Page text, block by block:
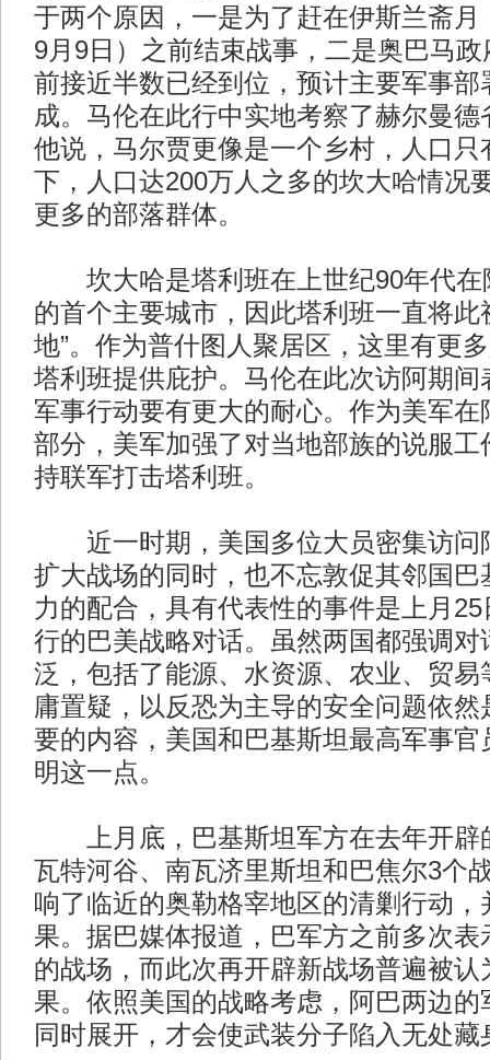
于两个原因，一是为了赶在伊斯兰斋月
9月9日）之前结束战事，二是奥巴马
前接近半数已经到位，预计主要军事部
成。马伦在此行中实地考察了赫尔曼
他说，马尔贾更像是一个乡村，人口只
下，人口达200万人之多的坎大哈情况
更多的部落群体。
坎大哈是塔利班在上世纪90年代在
的首个主要城市，因此塔利班一直将此
地”。作为普什图人聚居区，这里有更
塔利班提供庇护。马伦在此次访阿期间
军事行动要有更大的耐心。作为美军在
部分，美军加强了对当地部族的说服工
持联军打击塔利班。
近一时期，美国多位大员密集访问
扩大战场的同时，也不忘敦促其邻国巴
力的配合，具有代表性的事件是上月
行的巴美战略对话。虽然两国都强调对
泛，包括了能源、水资源、农业、贸易
庸置疑，以反恐为主导的安全问题依
要的内容，美国和巴基斯坦最高军事官
明这一点。
上月底，巴基斯坦军方在去年开辟
瓦特河谷、南瓦济里斯坦和巴焦尔3个
响了临近的奥勒格宰地区的清剿行动，
果。据巴媒体报道，巴军方之前多次表
的战场，而此次再开辟新战场普遍被认
果。依照美国的战略考虑，阿巴两边的
同时展开，才会使武装分子陷入无处藏